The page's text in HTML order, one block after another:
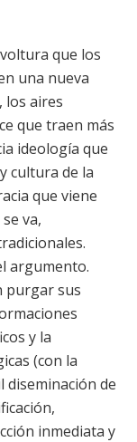
que los
una nueva
los aires
que traen más
ideología que
cultura de la
que viene
va,
argumento.
purgar sus
y la
(con la
diseminación de
inmediata y